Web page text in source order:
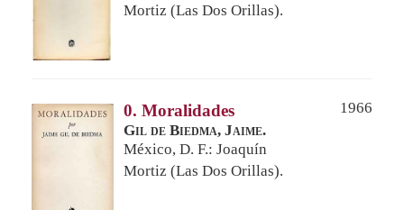
Mortiz (Las Dos Orillas).
0. Moralidades
1966
Gil de Biedma, Jaime.
México, D. F.: Joaquín
Mortiz (Las Dos Orillas).